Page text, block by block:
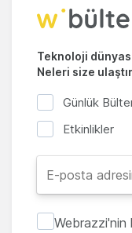
Teknoloji
Neleri size
Günlük
Etkinlikler
Webrazzi'nin